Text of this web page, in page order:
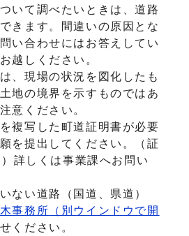
いて調べたいときは、道路
きます。間違いの原因とな
い合わせにはお答えしてい
越しください。
、現場の状況を図化したも
地の境界を示すものではあ
意ください。
複写した町道証明書が必要
を提出してください。（証
詳しくは事業課へお問い
ない道路（国道、県道）
事務所 （別ウインドウで開
ください。